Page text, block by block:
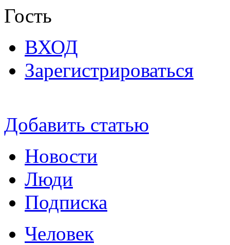
Гость
ВХОД
Зарегистрироваться
Добавить статью
Новости
Люди
Подписка
Человек